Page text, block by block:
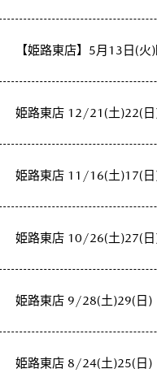
【姫路東店】5月13日(
姫路東店 12/21(土)22(日
姫路東店 11/16(土)17(日
姫路東店 10/26(土)27(日
姫路東店 9/28(土)29(日)
姫路東店 8/24(土)25(日)